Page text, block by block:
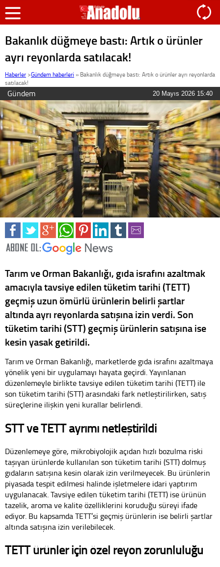
Bakanlık düğmeye bastı: Artık o ürünler
ayrı reyonlarda satılacak!
Haberler >Gündem haberleri » Bakanlık düğmeye bastı: Artık o ürünler ayrı reyonlarda
satılacak!
Gündem 20 Mayıs 2026 15:40
Tarım ve Orman Bakanlığı, gıda israfını azaltmak
amacıyla tavsiye edilen tüketim tarihi (TETT)
geçmiş uzun ömürlü ürünlerin belirli şartlar
altında ayrı reyonlarda satışına izin verdi. Son
tüketim tarihi (STT) geçmiş ürünlerin satışına ise
kesin yasak getirildi.
Tarım ve Orman Bakanlığı, marketlerde gıda israfını azaltmaya
yönelik yeni bir uygulamayı hayata geçirdi. Yayınlanan
düzenlemeyle birlikte tavsiye edilen tüketim tarihi (TETT) ile
son tüketim tarihi (STT) arasındaki fark netleştirilirken, satış
süreçlerine ilişkin yeni kurallar belirlendi.
STT ve TETT ayrımı netleştirildi
Düzenlemeye göre, mikrobiyolojik açıdan hızlı bozulma riski
taşıyan ürünlerde kullanılan son tüketim tarihi (STT) dolmuş
gıdaların satışına kesin olarak izin verilmeyecek. Bu ürünlerin
piyasada tespit edilmesi halinde işletmelere idari yaptırım
uygulanacak. Tavsiye edilen tüketim tarihi (TETT) ise ürünün
tazelik, aroma ve kalite özelliklerini koruduğu süreyi ifade
ediyor. Bu kapsamda TETT’si geçmiş ürünlerin ise belirli şartlar
altında satışına izin verilebilecek.
TETT ürünler için özel reyon zorunluluğu